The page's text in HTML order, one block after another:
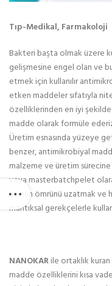
Tıp-Medikal, Farmakoloji
Bakteri başta olmak üzere
gelişmesine engel olan ve
etmek için kullanılır
etken maddeler sıfatıyla
özelliklerinden en iyi
madde olarak formüle
Üretim esnasında yüzeye
benzer, antimikrobiyal
malzeme ve üretim
veya masterbatchpelet
ürünün ömrünü uzatmak
mantıksal gerekçelerle
NANOKARile ortaklık
madde özelliklerini kısa